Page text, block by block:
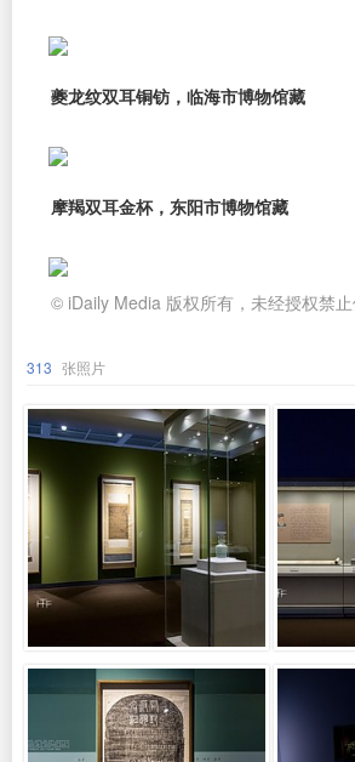
夔龙纹双耳铜钫，临海市博物馆藏
摩羯双耳金杯，东阳市博物馆藏
© iDaily Media 版权所有，未经授权禁止
313 张照片